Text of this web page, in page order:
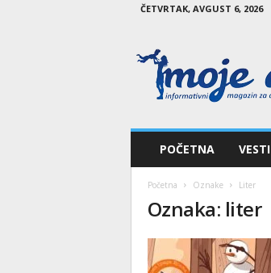
ČETVRTAK, AVGUST 6, 2026
o
POČETNA VESTI
Početna Oznake Liter
Oznaka: liter